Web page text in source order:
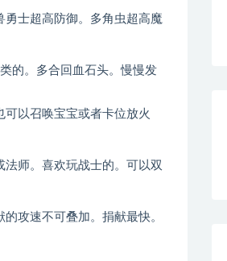
勇士超高防御。多角虫超高魔
的。多合回血石头。慢慢发
以召唤宝宝或者卡位放火
法师。喜欢玩战士的。可以双
攻速不可叠加。捐献最快。